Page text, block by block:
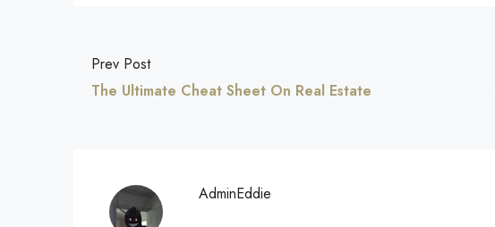
Prev Post
The Ultimate Cheat Sheet On Real Estate
AdminEddie